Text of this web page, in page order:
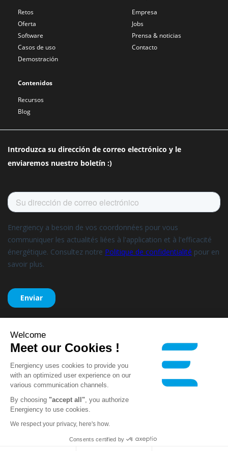
Retos
Oferta
Software
Casos de uso
Demostración
Empresa
Jobs
Prensa & noticias
Contacto
Contenidos
Recursos
Blog
Introduzca su dirección de correo electrónico y le
enviaremos nuestro boletín :)
Energiency, todos los derechos
reservados –Avisos legales
Política de privacidad
Síguenos
Welcome
Meet our Cookies !
Energiency uses cookies to provide you
with an optimized user experience on our
various communication channels.
By choosing "accept all", you authorize
Energiency to use cookies.
We respect your privacy, here's how.
Consents certified by